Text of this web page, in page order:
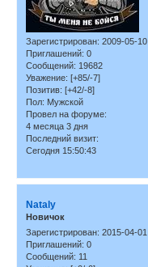
Зарегистрирован: 2009-05-10
Приглашений: 0
Сообщений: 19682
Уважение: [+85/-7]
Позитив: [+42/-8]
Пол: Мужской
Провел на форуме:
4 месяца 3 дня
Последний визит:
Сегодня 15:50:43
Nataly
Новичок
Зарегистрирован: 2015-04-01
Приглашений: 0
Сообщений: 11